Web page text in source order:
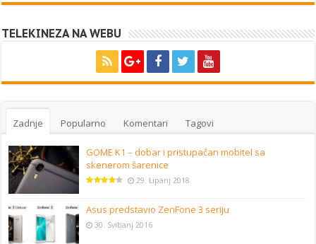
TELEKINEZA NA WEBU
Zadnje Popularno Komentari Tagovi
GOME K1 – dobar i pristupačan mobitel sa
skenerom šarenice
29. Lipanj 2018
Asus predstavio ZenFone 3 seriju
30. Svibanj 2016